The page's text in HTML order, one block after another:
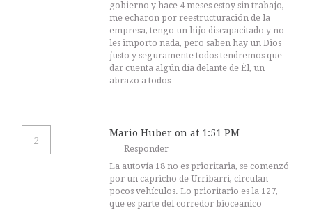
gobierno y hace 4 meses estoy sin trabajo,
me echaron por reestructuración de la
empresa, tengo un hijo discapacitado y no
les importo nada, pero saben hay un Dios
justo y seguramente todos tendremos que
dar cuenta algún día delante de Él, un
abrazo a todos
2
Mario Huber on at 1:51 PM
Responder
La autovía 18 no es prioritaria, se comenzó
por un capricho de Urribarri, circulan
pocos vehículos. Lo prioritario es la 127,
que es parte del corredor bioceanico